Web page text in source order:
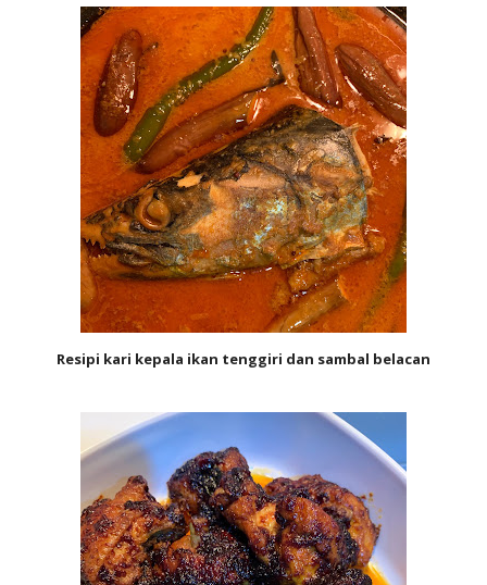
Resipi kari kepala ikan tenggiri dan sambal belacan